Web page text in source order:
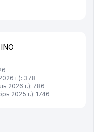
г.): 378
2026 г.): 786
2025 г.): 1746